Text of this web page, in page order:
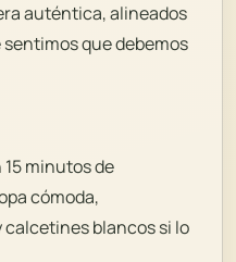
auténtica, alineados
que debemos
minutos de
cómoda,
blancos si lo